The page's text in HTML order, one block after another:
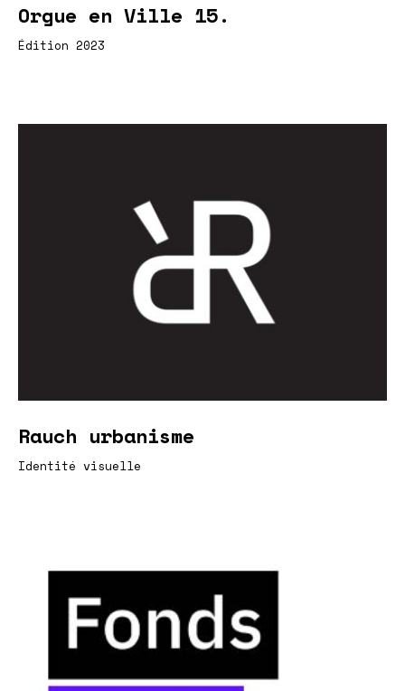
Orgue en Ville 15.
Édition 2023
Rauch urbanisme
Identité visuelle